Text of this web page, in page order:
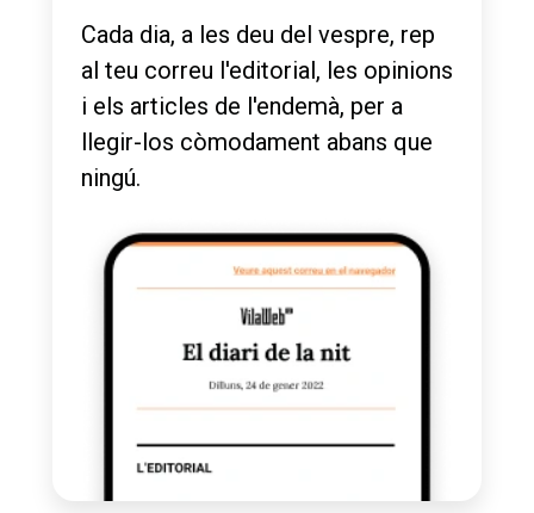
Cada dia, a les deu del vespre, rep
al teu correu l'editorial, les opinions
i els articles de l'endemà, per a
llegir-los còmodament abans que
ningú.